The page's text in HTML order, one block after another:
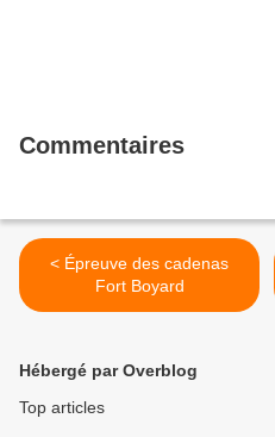
Commentaires
< Épreuve des cadenas
Fort Boyard
Hébergé par Overblog
Top articles